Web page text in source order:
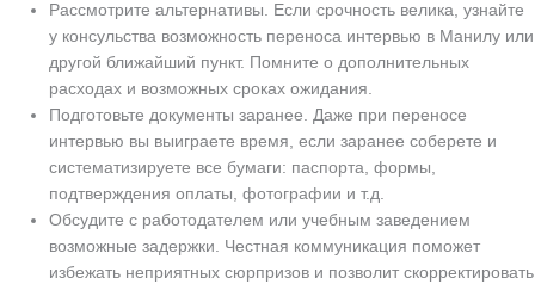
Рассмотрите альтернативы. Если срочность велика, узнайте
у консульства возможность переноса интервью в Манилу или
другой ближайший пункт. Помните о дополнительных
расходах и возможных сроках ожидания.
Подготовьте документы заранее. Даже при переносе
интервью вы выиграете время, если заранее соберете и
систематизируете все бумаги: паспорта, формы,
подтверждения оплаты, фотографии и т.д.
Обсудите с работодателем или учебным заведением
возможные задержки. Честная коммуникация поможет
избежать неприятных сюрпризов и позволит скорректировать